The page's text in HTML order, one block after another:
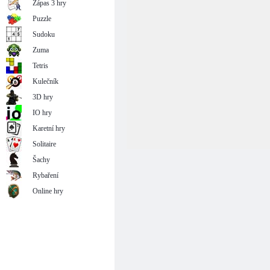
Zápas 3 hry
Puzzle
Sudoku
Zuma
Tetris
Kulečník
3D hry
IO hry
Karetní hry
Solitaire
Šachy
Rybaření
Online hry